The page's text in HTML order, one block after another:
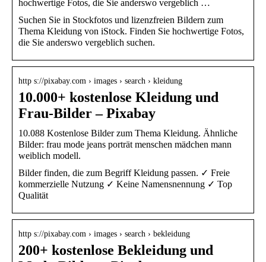
hochwertige Fotos, die Sie anderswo vergeblich …
Suchen Sie in Stockfotos und lizenzfreien Bildern zum
Thema Kleidung von iStock. Finden Sie hochwertige Fotos,
die Sie anderswo vergeblich suchen.
http s://pixabay.com › images › search › kleidung
10.000+ kostenlose Kleidung und
Frau-Bilder – Pixabay
10.088 Kostenlose Bilder zum Thema Kleidung. Ähnliche
Bilder: frau mode jeans porträt menschen mädchen mann
weiblich modell.
Bilder finden, die zum Begriff Kleidung passen. ✓ Freie
kommerzielle Nutzung ✓ Keine Namensnennung ✓ Top
Qualität
http s://pixabay.com › images › search › bekleidung
200+ kostenlose Bekleidung und